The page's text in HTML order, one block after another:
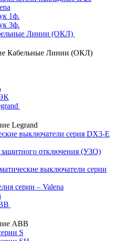
1ф.
3ф.
Линии (ОКЛ)
Кабельные Линии (ОКЛ)
Legrand
выключатели серия DX3-E
защитного отключения (УЗО)
выключатели серии
серии – Valena
АВВ
S